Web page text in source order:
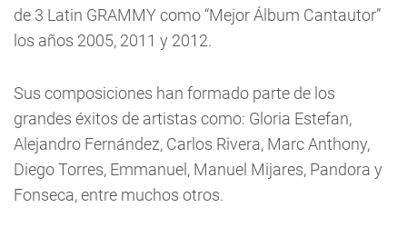
de 3 Latin GRAMMY como “Mejor Álbum Cantautor”
los años 2005, 2011 y 2012.
Sus composiciones han formado parte de los
grandes éxitos de artistas como: Gloria Estefan,
Alejandro Fernández, Carlos Rivera, Marc Anthony,
Diego Torres, Emmanuel, Manuel Mijares, Pandora y
Fonseca, entre muchos otros.